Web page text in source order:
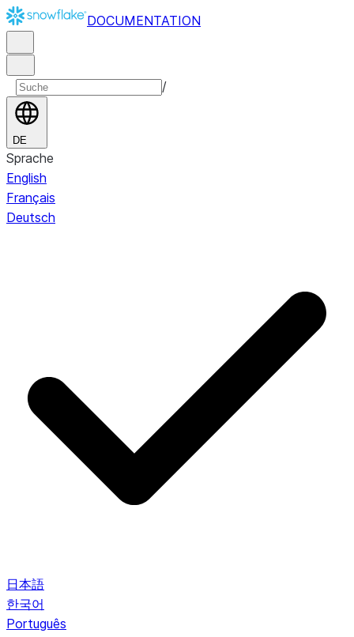
DOCUMENTATION
/
DE
Sprache
English
Français
Deutsch
日本語
한국어
Português